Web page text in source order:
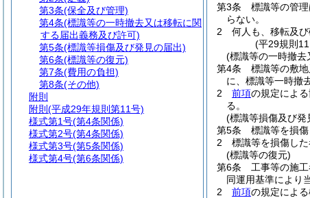
第3条
標識等の管
らない。
2
何人も、移転及
(平29規則
(標識等の一時撤去
第4条
標識等の敷
に、標識等一時撤
2
前項の規定によ
る。
(標識等損傷及び発
第5条
標識等を損
2
標識等を損傷し
(標識等の復元)
第6条
工事等の施
同運用基準により
2
前項の規定によ
第3条(保全及び管理)
第4条(標識等の一時撤去又は移転に関
する届出義務及び許可)
第5条(標識等損傷及び発見の届出)
第6条(標識等の復元)
第7条(費用の負担)
第8条(その他)
附則
附則 (平成29年規則第11号)
様式第1号(第4条関係)
様式第2号(第4条関係)
様式第3号(第5条関係)
様式第4号(第6条関係)